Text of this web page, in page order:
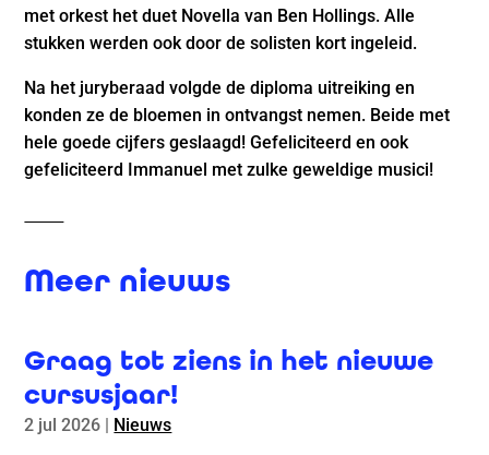
met orkest het duet Novella van Ben Hollings. Alle
stukken werden ook door de solisten kort ingeleid.
Na het juryberaad volgde de diploma uitreiking en
konden ze de bloemen in ontvangst nemen. Beide met
hele goede cijfers geslaagd! Gefeliciteerd en ook
gefeliciteerd Immanuel met zulke geweldige musici!
Meer nieuws
Graag tot ziens in het nieuwe
cursusjaar!
2 jul 2026 | Nieuws